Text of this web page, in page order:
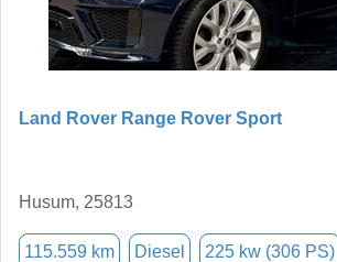
Land Rover Range Rover Sport
Husum, 25813
115.559 km Diesel 225 kw (306 PS)